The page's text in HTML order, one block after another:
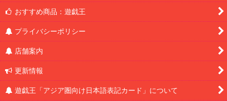
おすすめ商品：遊戯王
プライバシーポリシー
店舗案内
更新情報
遊戯王「アジア圏向け日本語表記カード」について